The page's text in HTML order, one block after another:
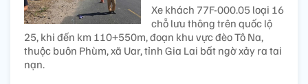
Xe khách 77F-000.05 loại 16
chỗ lưu thông trên quốc lộ
25, khi đến km 110+550m, đoạn khu vực đèo Tô Na,
thuộc buôn Phùm, xã Uar, tỉnh Gia Lai bất ngờ xảy ra tai
nạn.